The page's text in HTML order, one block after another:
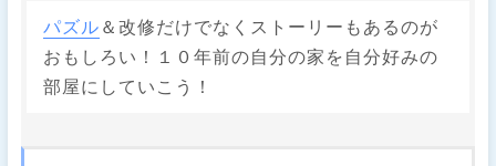
パズル ＆改修だけでなくストーリーもあるのが
おもしろい！１０年前の自分の家を自分好みの
部屋にしていこう！